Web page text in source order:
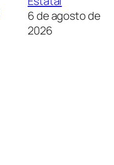
6 de agosto de
2026